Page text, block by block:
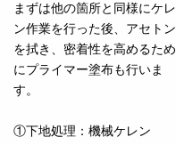
まずは他の箇所と同様にケレ
ン作業を行った後、アセトン
を拭き、密着性を高めるため
にプライマー塗布も行いま
す。
①下地処理：機械ケレン